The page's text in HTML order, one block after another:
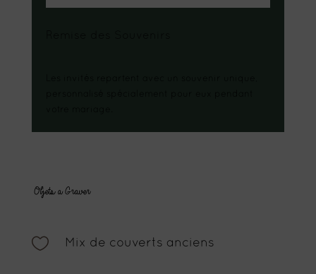
Objets a Graver
 Mix de couverts anciens